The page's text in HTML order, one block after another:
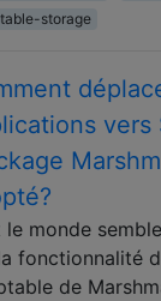
storage
vers
le monde
fonctionnalité
de